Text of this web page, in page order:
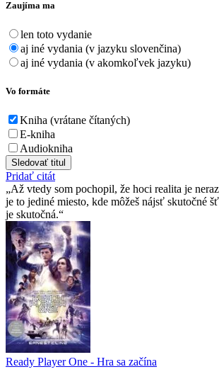
Zaujíma ma
len toto vydanie
aj iné vydania (v jazyku slovenčina)
aj iné vydania (v akomkoľvek jazyku)
Vo formáte
Kniha (vrátane čítaných)
E-kniha
Audiokniha
Sledovať titul
Pridať citát
Až vtedy som pochopil, že hoci realita je
je to jediné miesto, kde môžeš nájsť skutočné
je skutočná.
Ready Player One - Hra sa začína